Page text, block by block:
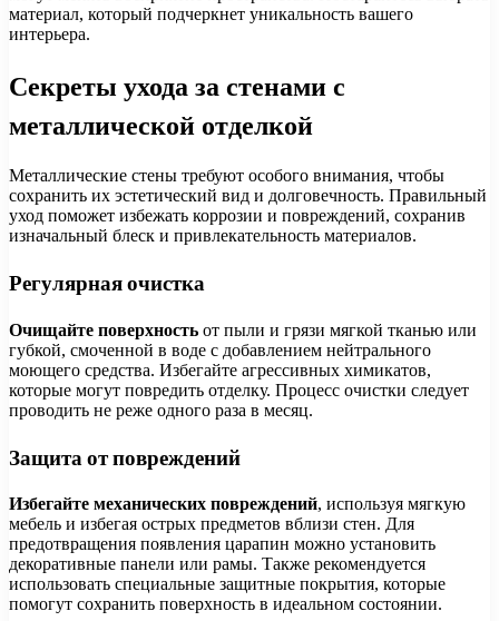
материал, который подчеркнет уникальность вашего
интерьера.
Секреты ухода за стенами с
металлической отделкой
Металлические стены требуют особого внимания, чтобы
сохранить их эстетический вид и долговечность. Правильный
уход поможет избежать коррозии и повреждений, сохранив
изначальный блеск и привлекательноcть материалов.
Регулярная очистка
Очищайте поверхность от пыли и грязи мягкой тканью или
губкой, смоченной в воде с добавлением нейтрального
моющего средства. Избегайте агрессивных химикатов,
которые могут повредить отделку. Процесс очистки следует
проводить не реже одного раза в месяц.
Защита от повреждений
Избегайте механических повреждений, используя мягкую
мебель и избегая острых предметов вблизи стен. Для
предотвращения появления царапин можно установить
декоративные панели или рамы. Также рекомендуется
использовать специальные защитные покрытия, которые
помогут сохранить поверхность в идеальном состоянии.